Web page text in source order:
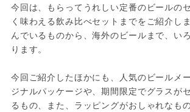
今回は、もらってうれしい定番のビールの
く味わえる飲み比べセットまでをご紹介し
んでいるものから、海外のビールまで、い
ります。
今回ご紹介したほかにも、人気のビールメ
ジナルパッケージや、期間限定でグラスが
るもの、また、ラッピングがおしゃれなも